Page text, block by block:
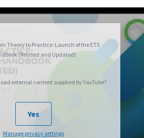
Theory to Practice: Launch of the ETS
(Revised and Updated)
external content supplied byYouTube?
Yes
Manage privacy settings